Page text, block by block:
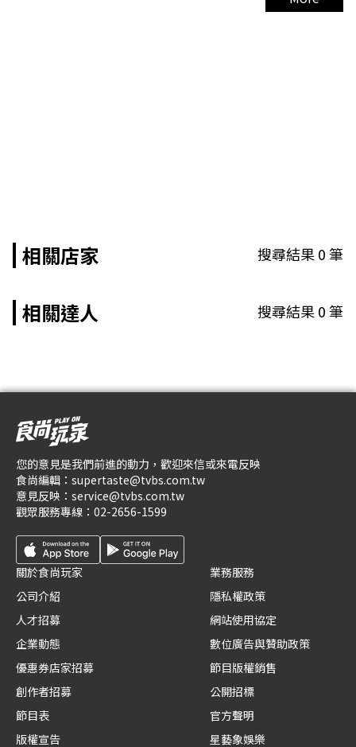
相關店家 搜尋結果0筆
相關達人 搜尋結果0筆
您的意見是我們前進的動力，歡迎來信或來電反映
食尚編輯： supertaste@tvbs.com.tw
意見反映： service@tvbs.com.tw
觀眾服務專線： 02-2656-1599
關於食尚玩家
公司介紹
人才招募
企業動態
優惠券店家招募
創作者招募
節目表
版權宣告
業務服務
隱私權政策
網站使用協定
數位廣告與贊助政策
節目版權銷售
公開招標
官方聲明
星藝象娛樂